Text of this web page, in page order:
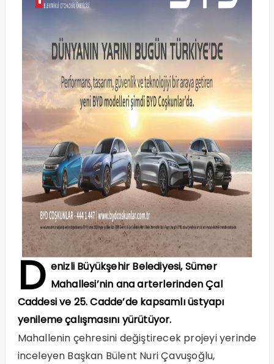
D enizli Büyükşehir Belediyesi, Sümer
Mahallesi’nin ana arterlerinden Çal
Caddesi ve 25. Cadde’de kapsamlı üstyapı
yenileme çalışmasını yürütüyor.
Mahallenin çehresini değiştirecek projeyi yerinde
inceleyen Başkan Bülent Nuri Çavuşoğlu,